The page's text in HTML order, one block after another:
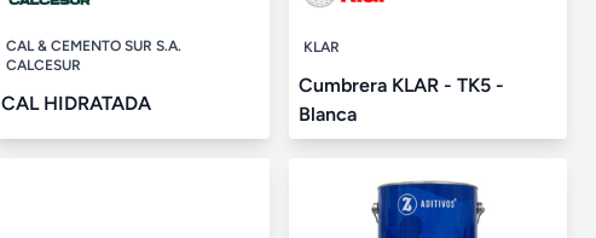
CAL & CEMENTO SUR S.A.
CALCESUR
CAL HIDRATADA
KLAR
Cumbrera KLAR - TK5 -
Blanca